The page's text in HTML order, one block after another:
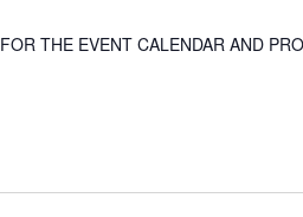
THE EVENT CALENDAR AND